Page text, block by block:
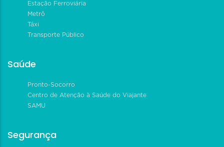
Estação Ferroviária
Metrô
Táxi
Transporte Público
Saúde
Pronto-Socorro
Centro de Atenção à Saúde do Viajante
SAMU
Segurança